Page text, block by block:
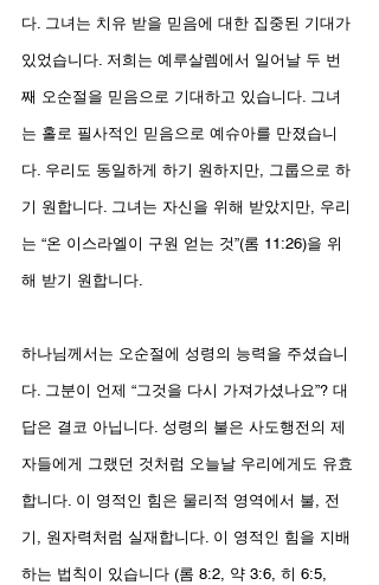
다. 그녀는 치유 받을 믿음에 대한 집중된 기대가
있었습니다. 저희는 예루살렘에서 일어날 두 번
째 오순절을 믿음으로 기대하고 있습니다. 그녀
는 홀로 필사적인 믿음으로 예슈아를 만졌습니
다. 우리도 동일하게 하기 원하지만, 그룹으로 하
기 원합니다. 그녀는 자신을 위해 받았지만, 우리
는 “온 이스라엘이 구원 얻는 것”(롬 11:26)을 위
해 받기 원합니다.
하나님께서는 오순절에 성령의 능력을 주셨습니
다. 그분이 언제 “그것을 다시 가져가셨나요”? 대
답은 결코 아닙니다. 성령의 불은 사도행전의 제
자들에게 그랬던 것처럼 오늘날 우리에게도 유효
합니다. 이 영적인 힘은 물리적 영역에서 불, 전
기, 원자력처럼 실재합니다. 이 영적인 힘을 지배
하는 법칙이 있습니다 (롬 8:2, 약 3:6, 히 6:5,